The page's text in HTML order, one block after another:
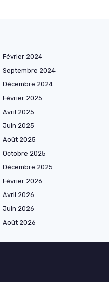
Février 2024
Septembre 2024
Décembre 2024
Février 2025
Avril 2025
Juin 2025
Août 2025
Octobre 2025
Décembre 2025
Février 2026
Avril 2026
Juin 2026
Août 2026